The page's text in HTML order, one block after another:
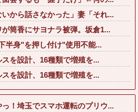
から話さなかった」妻「それ...
筒香にサヨナラ被弾。坂倉1...
半身"を押し付け"使用不能...
を設計、16種類で増殖を...
を設計、16種類で増殖を...
っ！埼玉でスマホ運転のプリウ...